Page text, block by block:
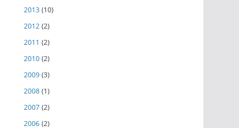
2013 (10)
2012 (2)
2011 (2)
2010 (2)
2009 (3)
2008 (1)
2007 (2)
2006 (2)